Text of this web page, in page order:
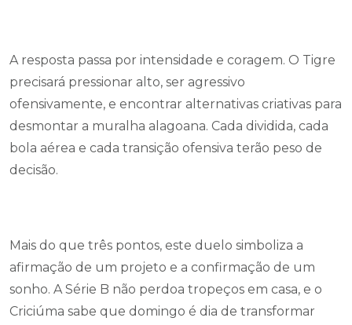
A resposta passa por intensidade e coragem. O Tigre
precisará pressionar alto, ser agressivo
ofensivamente, e encontrar alternativas criativas para
desmontar a muralha alagoana. Cada dividida, cada
bola aérea e cada transição ofensiva terão peso de
decisão.
Mais do que três pontos, este duelo simboliza a
afirmação de um projeto e a confirmação de um
sonho. A Série B não perdoa tropeços em casa, e o
Criciúma sabe que domingo é dia de transformar